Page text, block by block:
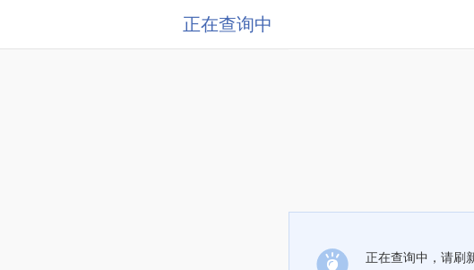
正在查询中
正在查询中，请刷